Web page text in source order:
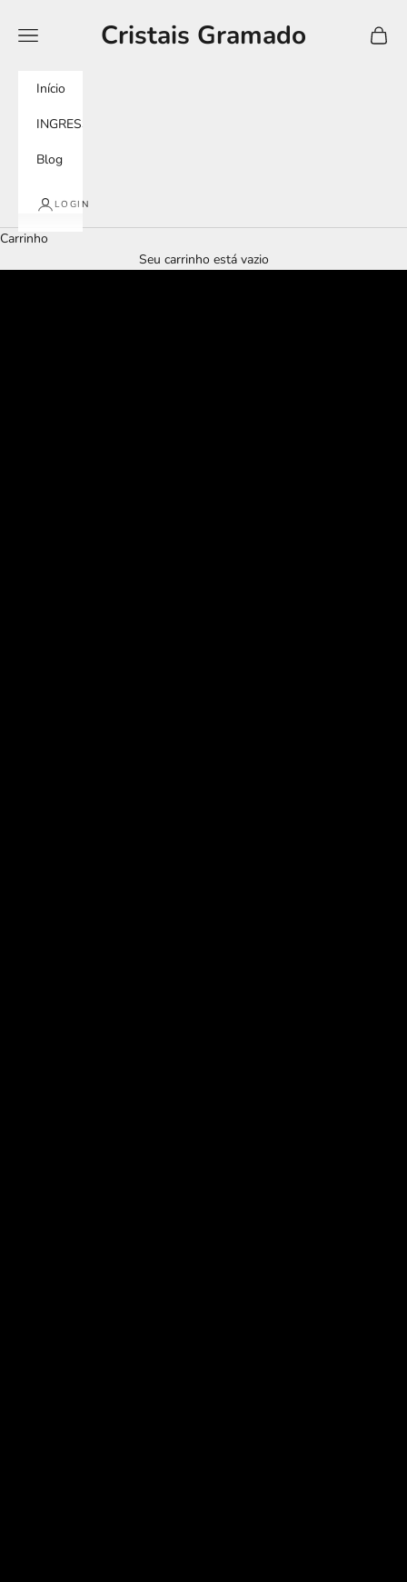
Cristais Gramado
Menu
Início
INGRESSOS
Blog
LOGIN
Carrinho
Seu carrinho está vazio
tour imersivo